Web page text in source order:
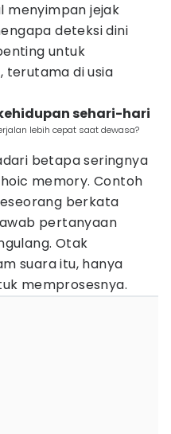
menyimpan jejak
deteksi dini
untuk
terutama di usia
sehari-hari
lebih cepat saat dewasa?
betapa seringnya
memory. Contoh
berkata
pertanyaan
Otak
suara itu, hanya
memprosesnya.